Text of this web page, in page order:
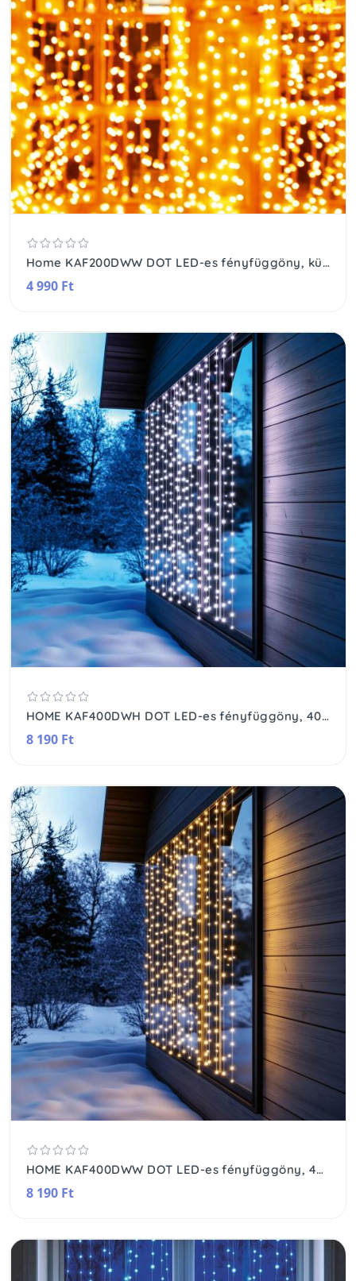
Home KAF200DWW DOT LED-es fényfüggöny, kül- és beltéri kivitel, 200db melegfehér LED, 2m x 2 m, választható ismétlődő időzítés
4 990 Ft
HOME KAF400DWH DOT LED-es fényfüggöny, 400 db hidegfehér DOT LED, 2x2m, 8 program, ismétlődő időzítés, hálózati tápellátás, kül- és beltéri kivitel
8 190 Ft
HOME KAF400DWW DOT LED-es fényfüggöny, 400 db melegfehér DOT LED, 2x2m, 8 program, ismétlődő időzítés, hálózati tápellátás, kül- és beltéri kivitel
8 190 Ft